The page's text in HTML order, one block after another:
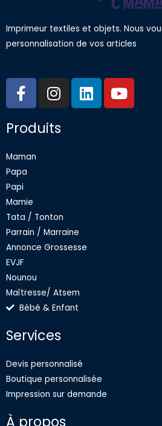
Imprimeur textiles et objets. Nous
personnalisation de vos articles
F
a
c
e
o
o
k
-
f
I
n
s
t
L
i
n
Y
o
u
Produits
Maman
Papa
Papi
Mamie
Tata / Tonton
Parrain / Marraine
Annonce Grossesse
EVJF
Nounou
Maîtresse/ Atsem
Bébé & Enfant
Services
Devis personnalisé
Boutique personnalisée
Impression sur demande
À propos